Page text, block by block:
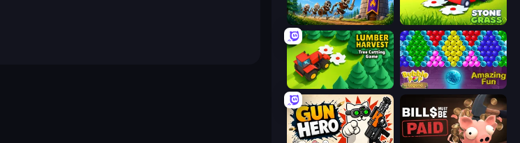
Mage Castle Idle Defense Stone Grass: Mowing Simulator
Lumber Harvest: Tree Cutting Game Bubble Pop Legend